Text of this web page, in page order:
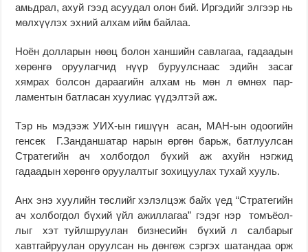
амьд­рал, ахуй гээд асуудал олон бий. Иргэдийг элгээр нь
мөлхүүлэх эхний алхам ийм байлаа.
Ноён долларын нөөц болон ханшийн савлагаа, га­даадын
хө­рөнгө оруулагчид нүүр буруулс­наас эдийн засаг
хямрах болсон дараа­гийн алхам нь мөн л өмнөх пар­
ламентын батласан хуу­лиас үүдэл­тэй аж.
Тэр нь мэдээж УИХ-ын гишүүн асан, МАН-ын одоогийн
генсек Г.Занданшатар на­рын өргөн барьж, бат­луул­сан
Стратегийн ач хол­­бог­­дол бүхий аж ахуйн нэгжид
гадаадын хөрөнгө оруу­лалтыг зо­хицуулах ту­хай хууль.
Анх энэ хуулийн төс­лийг хэ­лэлцэж байх үед “Стратегийн
ач холбогдол бүхий үйл ажиллагаа” гэдэг нэр томъёол­
лыг хэт туйлш­руулан биз­несийн бү­хий л сал­барыг
хавтгай­руулан оруулсан нь дөн­гөж сэргэх шатандаа орж